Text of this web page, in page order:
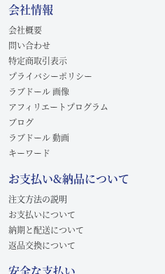
会社情報
会社概要
問い合わせ
特定商取引表示
プライバシーポリシー
ラブドール 画像
アフィリエートプログラム
ブログ
ラブドール 動画
キーワード
お支払い&納品について
注文方法の説明
お支払いについて
納期と配送について
返品交換について
安全な支払い